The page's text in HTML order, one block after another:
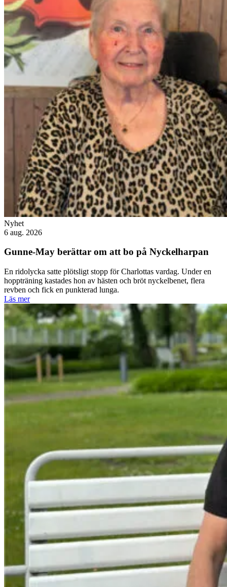
Nyhet
6 aug. 2026
Gunne-May berättar om att bo på Nyckelharpan
En ridolycka satte plötsligt stopp för Charlottas vardag. Under en
hoppträning kastades hon av hästen och bröt nyckelbenet, flera
revben och fick en punkterad lunga.
Läs mer